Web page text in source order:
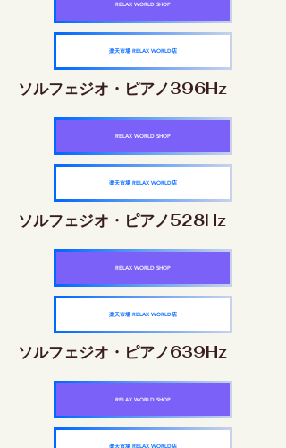
RELAX WORLD SHOP
楽天市場 RELAX WORLD店
ソルフェジオ・ピアノ396Hz
RELAX WORLD SHOP
楽天市場 RELAX WORLD店
ソルフェジオ・ピアノ528Hz
RELAX WORLD SHOP
楽天市場 RELAX WORLD店
ソルフェジオ・ピアノ639Hz
RELAX WORLD SHOP
楽天市場 RELAX WORLD店